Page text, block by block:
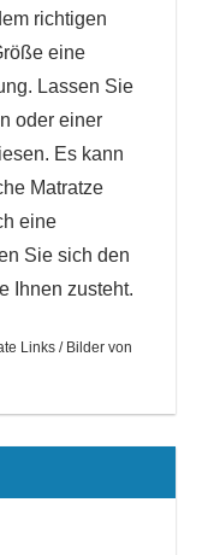
richtigen
eine
Lassen Sie
oder einer
Es kann
Matratze
eine
Sie sich den
Ihnen zusteht.
Links / Bilder von